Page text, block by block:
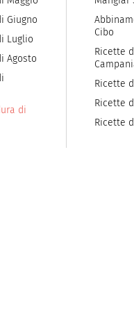
Giugno
Luglio
Agosto
di
Cibo
Ricette
Ricette
Ricette
Ricette